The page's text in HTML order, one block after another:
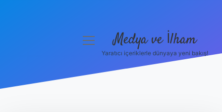
menüyüMedya ve İlham
Yaratıcı içeriklerle dünyaya yeni bakış!